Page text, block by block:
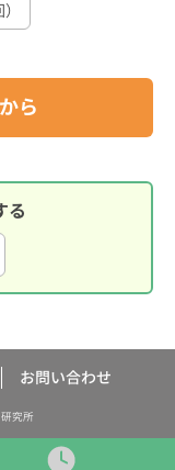
ら
る
お問い合わせ
究所